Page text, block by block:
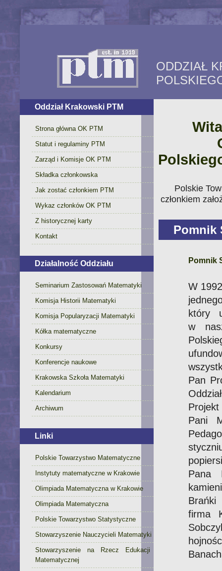
ODDZIAŁ
Polskie
członkiem
Pomnik
Pomnik
W
który
w
Pan
Pani
Pana
Brańki
firma
Oddział Krakowski PTM
Strona główna OK PTM
Statut i regulaminy PTM
Zarząd i Komisje OK PTM
Składka członkowska
Jak zostać członkiem PTM
Wykaz członków OK PTM
Z historycznej karty
Kontakt
Działalność Oddziału
Seminarium Zastosowań Matematyki
Komisja Historii Matematyki
Komisja Popularyzacji Matematyki
Kółka matematyczne
Konkursy
Konferencje naukowe
Krakowska Szkoła Matematyki
Kalendarium
Archiwum
Linki
Polskie Towarzystwo Matematyczne
Instytuty matematyczne w Krakowie
Olimpiada Matematyczna w Krakowie
Olimpiada Matematyczna
Polskie Towarzystwo Statystyczne
Stowarzyszenie Nauczycieli Matematyki
Stowarzyszenie na Rzecz Edukacji
Matematycznej